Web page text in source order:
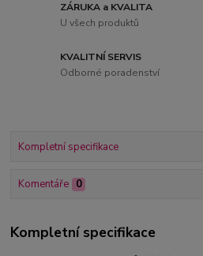
ZÁRUKA a KVALITA
U všech produktů
KVALITNÍ SERVIS
Odborné poradenství
Kompletní specifikace
Komentáře 0
Kompletní specifikace